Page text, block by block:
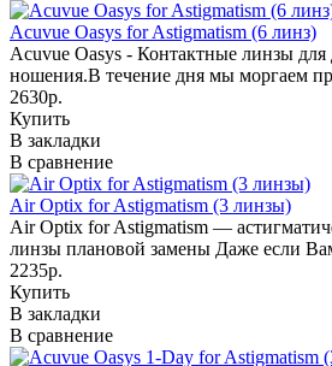
Acuvue Oasys for Astigmatism (6 линз)
Acuvue Oasys - Контактные линзы для
ношения.В течение дня мы моргаем
2630р.
Купить
В закладки
В сравнение
Air Optix for Astigmatism (3 линзы)
Air Optix for Astigmatism —
линзы плановой замены Даже если
2235р.
Купить
В закладки
В сравнение